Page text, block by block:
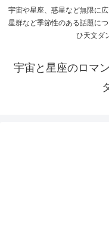
宇宙や星座、惑星など無限に
星群など季節性のある話題に
ひ天文ダ
宇宙と星座のロマ